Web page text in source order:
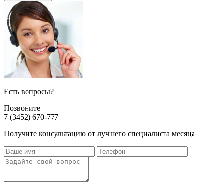
Есть вопросы?
Позвоните
7 (3452) 670-777
Получите консультацию от лучшего специалиста месяца